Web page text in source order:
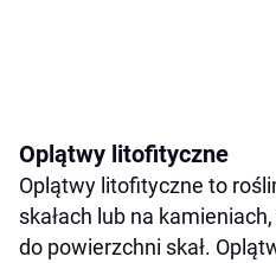
Oplątwy litofityczne
Oplątwy litofityczne to
skałach lub na
do powierzchni skał.